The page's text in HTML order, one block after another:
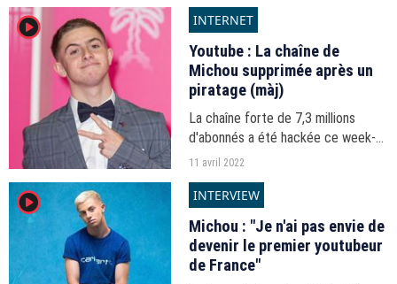
player2 INTERNET
Youtube : La chaîne de
Michou supprimée après un
piratage (màj)
La chaîne forte de 7,3 millions
d'abonnés a été hackée ce week-
end.
11 avril 2022
player2 INTERVIEW
Michou : "Je n'ai pas envie de
devenir le premier youtubeur
de France"